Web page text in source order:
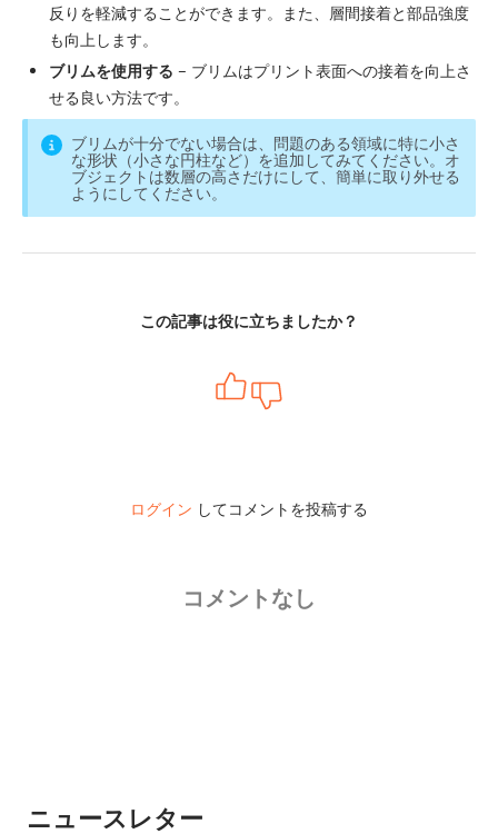
反りを軽減することができます。また、層間接着と部品強度
も向上します。
ブリムを使用する – ブリムはプリント表面への接着を向上さ
せる良い方法です。
ブリムが十分でない場合は、問題のある領域に特に小さ
な形状（小さな円柱など）を追加してみてください。オ
ブジェクトは数層の高さだけにして、簡単に取り外せる
ようにしてください。
この記事は役に立ちましたか？
ログイン してコメントを投稿する
コメントなし
ニュースレター